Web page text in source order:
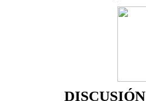
DISCUSIÓN